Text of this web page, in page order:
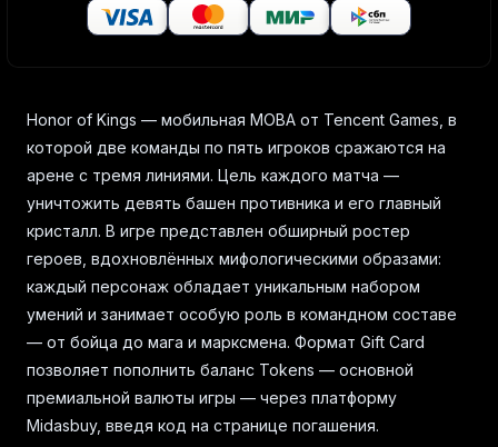
Honor of Kings — мобильная MOBA от Tencent Games, в
которой две команды по пять игроков сражаются на
арене с тремя линиями. Цель каждого матча —
уничтожить девять башен противника и его главный
кристалл. В игре представлен обширный ростер
героев, вдохновлённых мифологическими образами:
каждый персонаж обладает уникальным набором
умений и занимает особую роль в командном составе
— от бойца до мага и марксмена. Формат Gift Card
позволяет пополнить баланс Tokens — основной
премиальной валюты игры — через платформу
Midasbuy, введя код на странице погашения.